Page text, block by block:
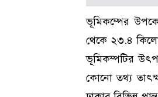
ভূমিকম্পের
থেকে ২৩.৪
ভূমিকম্পটির
কোনো তথ্য